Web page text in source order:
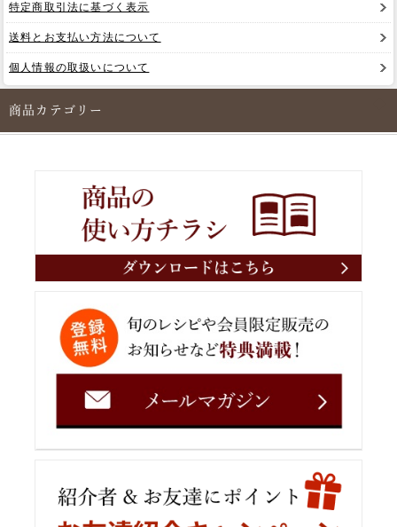
特定商取引法に基づく表示
送料とお支払い方法について
個人情報の取扱いについて
商品カテゴリー